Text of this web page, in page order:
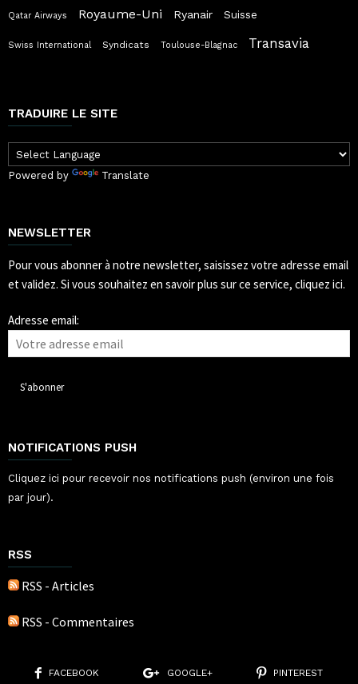
Qatar Airways Royaume-Uni Ryanair Suisse
Swiss International Syndicats Toulouse-Blagnac Transavia
TRADUIRE LE SITE
Powered by Translate
NEWSLETTER
Pour vous abonner à notre newsletter, saisissez votre adresse email
et validez. Si vous souhaitez en savoir plus sur ce service, cliquez ici.
Adresse email:
NOTIFICATIONS PUSH
Cliquez ici pour recevoir nos notifications push (environ une fois
par jour).
RSS
RSS - Articles
RSS - Commentaires
FACEBOOK GOOGLE+ PINTEREST